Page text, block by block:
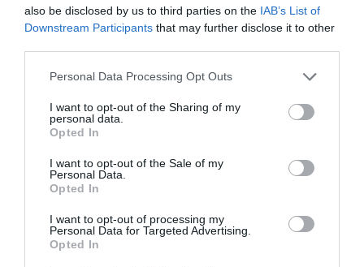
also be disclosed by us to third parties on the IAB’s List of
Downstream Participants that may further disclose it to other
Please note that this website/app uses one or more Google
not limited to your visit or usage behaviour. You may click to
grant or deny consent to Google and its third-party tags to
use your data for below specified purposes in below Google
consent section.
Personal Data Processing Opt Outs
I want to opt-out of the Sharing of my
personal data.
Opted In
I want to opt-out of the Sale of my
Personal Data.
Opted In
I want to opt-out of processing my
Personal Data for Targeted Advertising.
Opted In
επικίνδυνη εποχή για τα
Νέα